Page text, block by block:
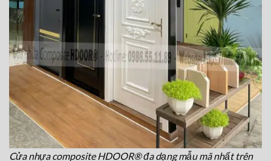
Cửa nhựa composite HDOOR® đa dạng mẫu mã nhất trên